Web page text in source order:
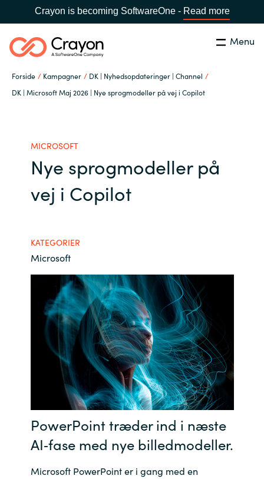
Crayon is becoming SoftwareOne - Read more
Menu
Forside Kampagner
DK | Nyhedsopdateringer | Channel
DK | Microsoft Maj 2026 | Nye sprogmodeller på vej i Copilot
Global site
Africa
Bulgaria
Czechia
Denmark
Estonia
Finland
France
Søg Luk
Om os
Softwarepartnere
Channel Partner
Viden
Karriere
Kontakt os
MICROSOFT
Nye sprogmodeller på
vej i Copilot
KATEGORIER
Microsoft
PowerPoint træder ind i næste
AI‑fase med nye billedmodeller.
Microsoft PowerPoint er i gang med en